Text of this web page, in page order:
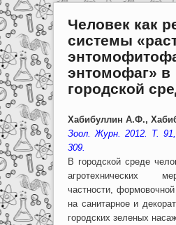
Человек как
системы
энтомофаг» в
городской
Хабибуллин А.Ф.,
Зоол. Журн. 2012. Т.
309.
В городской среде
агротехнических
частности,
на санитарное и
городских зеленых